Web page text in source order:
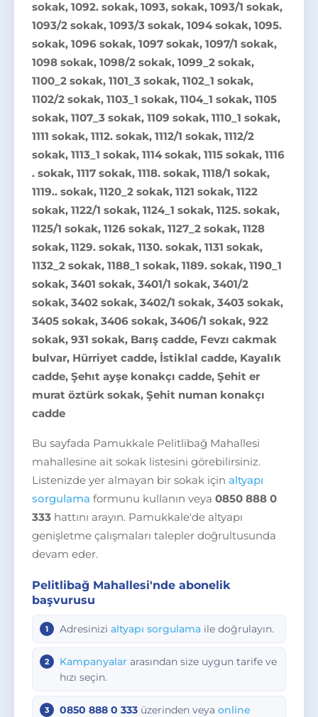
sokak, 1092. sokak, 1093, sokak, 1093/1 sokak,
1093/2 sokak, 1093/3 sokak, 1094 sokak, 1095.
sokak, 1096 sokak, 1097 sokak, 1097/1 sokak,
1098 sokak, 1098/2 sokak, 1099_2 sokak,
1100_2 sokak, 1101_3 sokak, 1102_1 sokak,
1102/2 sokak, 1103_1 sokak, 1104_1 sokak, 1105
sokak, 1107_3 sokak, 1109 sokak, 1110_1 sokak,
1111 sokak, 1112. sokak, 1112/1 sokak, 1112/2
sokak, 1113_1 sokak, 1114 sokak, 1115 sokak, 1116
. sokak, 1117 sokak, 1118. sokak, 1118/1 sokak,
1119.. sokak, 1120_2 sokak, 1121 sokak, 1122
sokak, 1122/1 sokak, 1124_1 sokak, 1125. sokak,
1125/1 sokak, 1126 sokak, 1127_2 sokak, 1128
sokak, 1129. sokak, 1130. sokak, 1131 sokak,
1132_2 sokak, 1188_1 sokak, 1189. sokak, 1190_1
sokak, 3401 sokak, 3401/1 sokak, 3401/2
sokak, 3402 sokak, 3402/1 sokak, 3403 sokak,
3405 sokak, 3406 sokak, 3406/1 sokak, 922
sokak, 931 sokak, Barış cadde, Fevzı cakmak
bulvar, Hürriyet cadde, İstiklal cadde, Kayalık
cadde, Şehıt ayşe konakçı cadde, Şehit er
murat öztürk sokak, Şehit numan konakçı
cadde
Bu sayfada Pamukkale Pelitlibağ Mahallesi
mahallesine ait sokak listesini görebilirsiniz.
Listenizde yer almayan bir sokak için altyapı
sorgulama formunu kullanın veya 0850 888 0
333 hattını arayın. Pamukkale'de altyapı
genişletme çalışmaları talepler doğrultusunda
devam eder.
Pelitlibağ Mahallesi'nde abonelik
başvurusu
Adresinizi altyapı sorgulama ile doğrulayın.
Kampanyalar arasından size uygun tarife ve
hızı seçin.
0850 888 0 333 üzerinden veya online